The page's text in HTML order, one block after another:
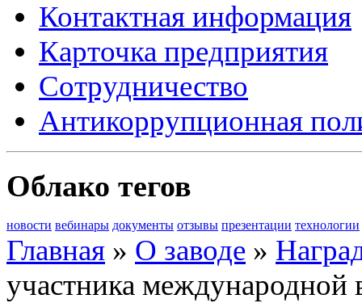
Контактная информация
Карточка предприятия
Сотрудничество
Антикоррупционная
Облако тегов
новости вебинары документы отзывы презентации технологии
Главная » О заводе »
участника международной